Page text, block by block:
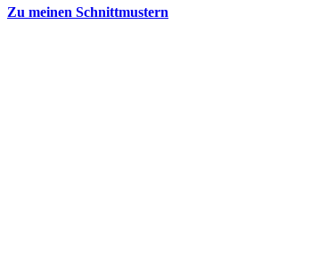
Zu meinen Schnittmustern